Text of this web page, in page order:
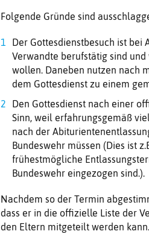
Folgende Gründe sind
Der Gottesdienstbesuch ist bei
Verwandte berufstätig sind
wollen. Daneben nutzen nach
dem Gottesdienst zu einem
Den Gottesdienst nach einer
Sinn, weil erfahrungsgemäß
nach der
Bundeswehr müssen (Dies ist
frühestmögliche
Bundeswehr eingezogen sind.).
Nachdem so der Termin
dass er in die offizielle Liste der
den Eltern mitgeteilt werden